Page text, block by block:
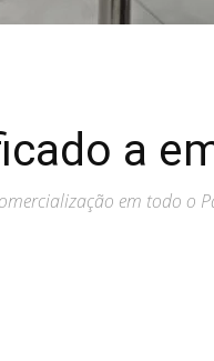
a
em todo o